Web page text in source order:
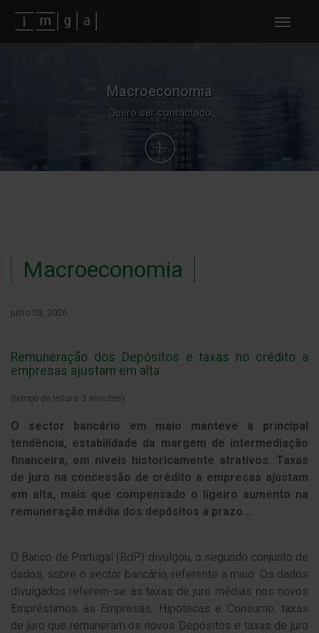
Fundos imga
Macroeconomia
Quero ser contactado
Macroeconomia
julho 03, 2026
Remuneração dos Depósitos e taxas no crédito a
empresas ajustam em alta
(tempo de leitura: 3 minutos)
O sector bancário em maio manteve a principal
tendência, estabilidade da margem de intermediação
financeira, em níveis historicamente atrativos. Taxas
de juro na concessão de crédito a empresas ajustam
em alta, mais que compensado o ligeiro aumento na
remuneração média dos depósitos a prazo…
O Banco de Portugal (BdP) divulgou, o segundo conjunto de
dados, sobre o sector bancário, referente a maio. Os dados
divulgados referem-se às taxas de juro médias nos novos
Empréstimos às Empresas, Hipotecas e Consumo, taxas
de juro que remuneram os novos Depósitos e taxas de juro